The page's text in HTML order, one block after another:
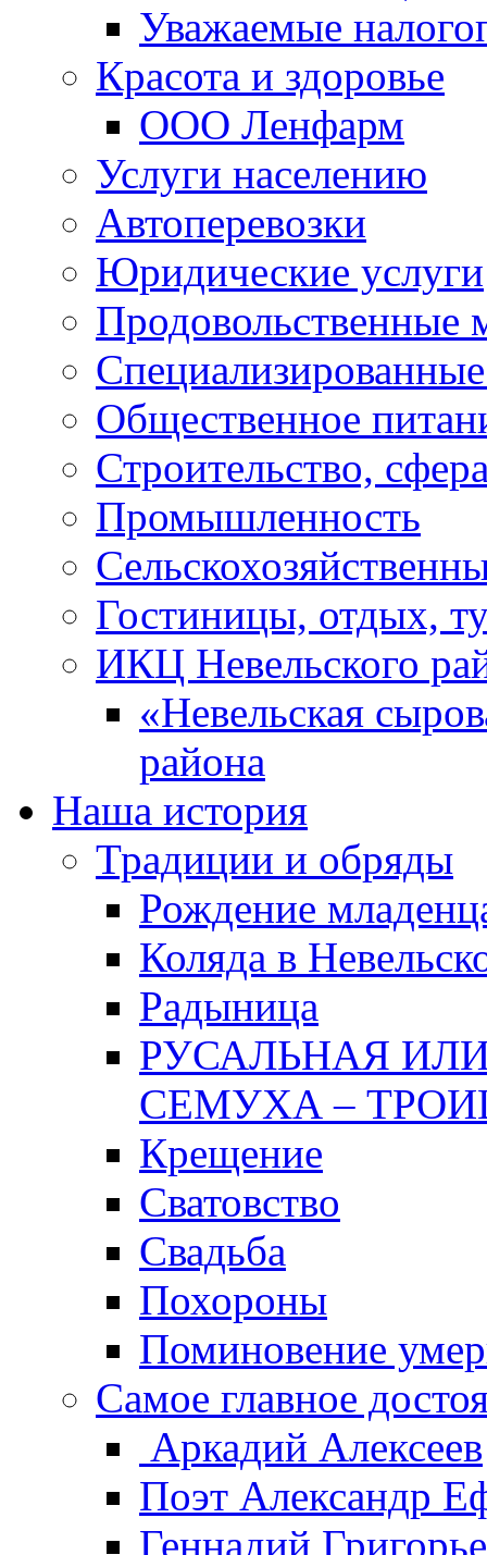
Уважаемые
Красота и здоровье
ООО Ленфарм
Услуги населению
Автоперевозки
Юридические услуги
Продовольственные
Общественное
Строительство,
Промышленность
Гостиницы, отдых,
ИКЦ Невельского
«Невельская
района
Наша история
Традиции и обряды
Рождение
Коляда в
Радыница
РУСАЛЬНАЯ
СЕМУХА –
Крещение
Сватовство
Свадьба
Похороны
Поминовение
Самое главное
Аркадий Алексеев
Поэт Александр
Геннадий